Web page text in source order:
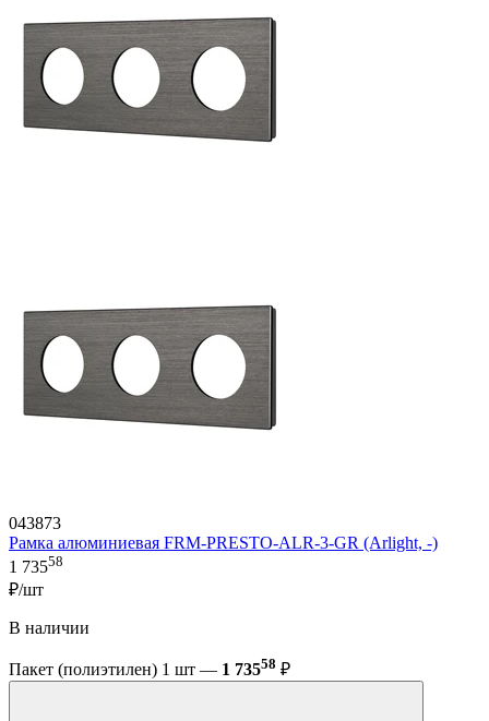
043873
Рамка алюминиевая FRM-PRESTO-ALR-3-GR (Arlight, -)
1 73558
₽/шт
В наличии
Пакет (полиэтилен) 1 шт — 1 73558 ₽